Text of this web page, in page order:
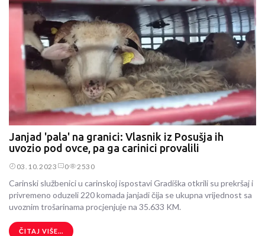
Janjad 'pala' na granici: Vlasnik iz Posušja ih
uvozio pod ovce, pa ga carinici provalili
03.10.2023 0 2530
Carinski službenici u carinskoj ispostavi Gradiška otkrili su prekršaj i
privremeno oduzeli 220 komada janjadi čija se ukupna vrijednost sa
uvoznim trošarinama procjenjuje na 35.633 KM.
ČITAJ VIŠE...